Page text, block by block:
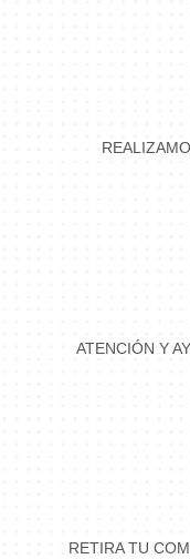
ATENCIÓN Y
RETIRA TU